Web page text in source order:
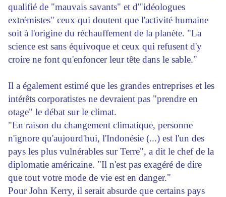
qualifié de "mauvais savants" et d'"idéologues
extrémistes" ceux qui doutent que l'activité humaine
soit à l'origine du réchauffement de la planète. "La
science est sans équivoque et ceux qui refusent d'y
croire ne font qu'enfoncer leur tête dans le sable."
Il a également estimé que les grandes entreprises et les
intérêts corporatistes ne devraient pas "prendre en
otage" le débat sur le climat.
"En raison du changement climatique, personne
n'ignore qu'aujourd'hui, l'Indonésie (...) est l'un des
pays les plus vulnérables sur Terre", a dit le chef de la
diplomatie américaine. "Il n'est pas exagéré de dire
que tout votre mode de vie est en danger."
Pour John Kerry, il serait absurde que certains pays